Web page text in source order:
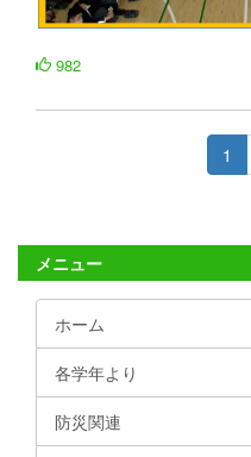
982
1
メニュー
ホーム
各学年より
防災関連